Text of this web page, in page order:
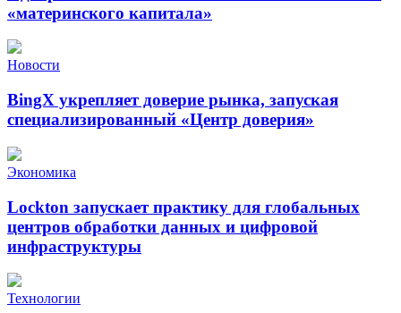
«материнского капитала»
Новости
BingX укрепляет доверие рынка, запуская
специализированный «Центр доверия»
Экономика
Lockton запускает практику для глобальных
центров обработки данных и цифровой
инфраструктуры
Технологии